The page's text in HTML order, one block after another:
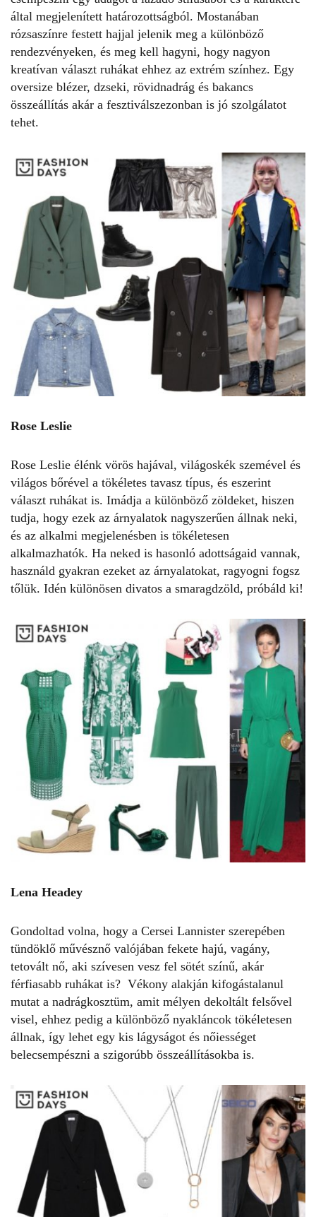
által megjelenített határozottságból. Mostanában
rózsaszínre festett hajjal jelenik meg a különböző
rendezvényeken, és meg kell hagyni, hogy nagyon
kreatívan választ ruhákat ehhez az extrém színhez. Egy
oversize blézer, dzseki, rövidnadrág és bakancs
összeállítás akár a fesztiválszezonban is jó szolgálatot
tehet.
Rose Leslie
Rose Leslie élénk vörös hajával, világoskék szemével és
világos bőrével a tökéletes tavasz típus, és eszerint
választ ruhákat is. Imádja a különböző zöldeket, hiszen
tudja, hogy ezek az árnyalatok nagyszerűen állnak neki,
és az alkalmi megjelenésben is tökéletesen
alkalmazhatók. Ha neked is hasonló adottságaid vannak,
használd gyakran ezeket az árnyalatokat, ragyogni fogsz
tőlük. Idén különösen divatos a smaragdzöld, próbáld ki!
Lena Headey
Gondoltad volna, hogy a Cersei Lannister szerepében
tündöklő művésznő valójában fekete hajú, vagány,
tetovált nő, aki szívesen vesz fel sötét színű, akár
férfiasabb ruhákat is? Vékony alakján kifogástalanul
mutat a nadrágkosztüm, amit mélyen dekoltált felsővel
visel, ehhez pedig a különböző nyakláncok tökéletesen
állnak, így lehet egy kis lágyságot és nőiességet
belecsempészni a szigorúbb összeállításokba is.